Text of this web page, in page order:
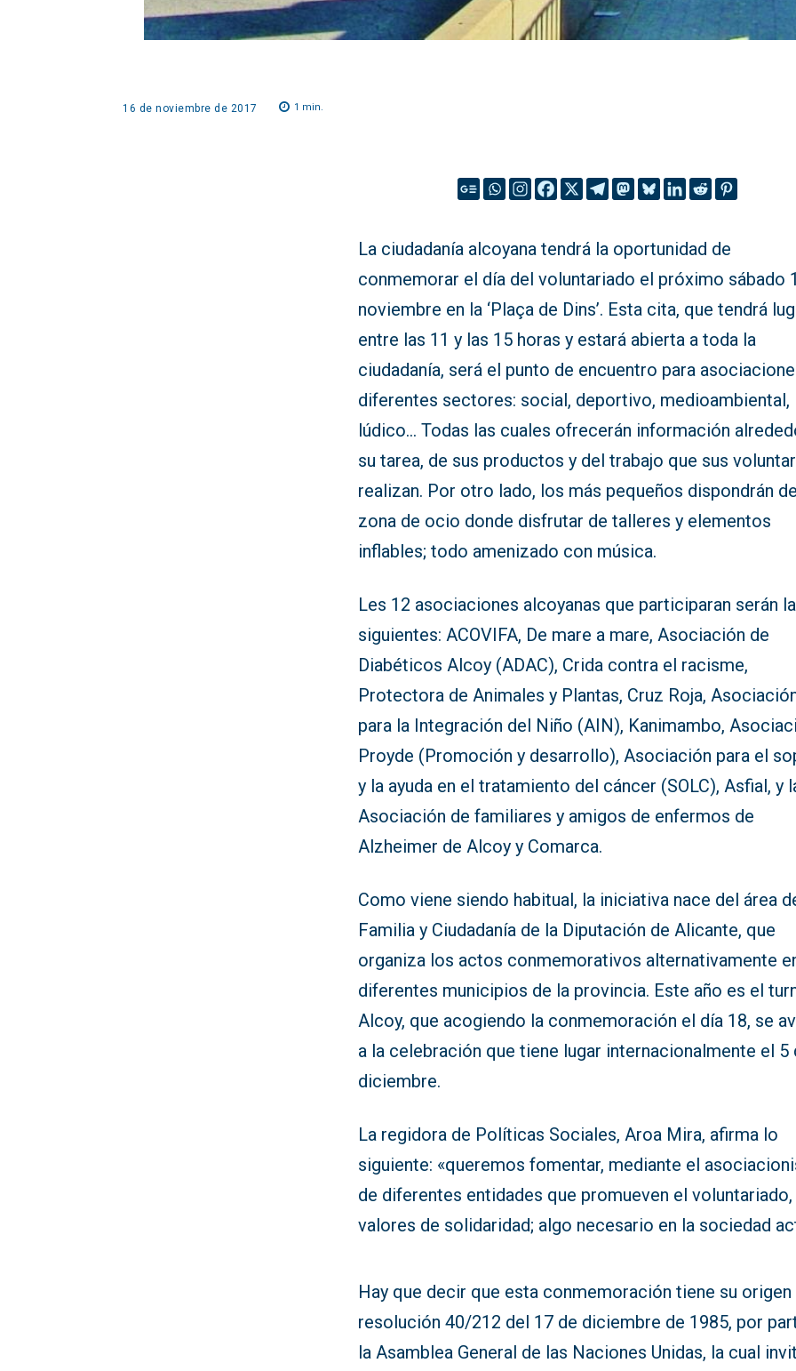
16 de noviembre de 2017 1 min.
La ciudadanía alcoyana tendrá la oportunidad de
conmemorar el día del voluntariado el próximo sábado
noviembre en la ‘Plaça de Dins’. Esta cita, que tendrá
entre las 11 y las 15 horas y estará abierta a toda la
ciudadanía, será el punto de encuentro para
diferentes sectores: social, deportivo, medioambiental,
lúdico… Todas las cuales ofrecerán información
su tarea, de sus productos y del trabajo que sus
realizan. Por otro lado, los más pequeños dispondrán
zona de ocio donde disfrutar de talleres y elementos
inflables; todo amenizado con música.
Les 12 asociaciones alcoyanas que participaran serán
siguientes: ACOVIFA, De mare a mare, Asociación de
Diabéticos Alcoy (ADAC), Crida contra el racisme,
Protectora de Animales y Plantas, Cruz Roja,
para la Integración del Niño (AIN), Kanimambo,
Proyde (Promoción y desarrollo), Asociación para el
y la ayuda en el tratamiento del cáncer (SOLC), Asfial, y
Asociación de familiares y amigos de enfermos de
Alzheimer de Alcoy y Comarca.
Como viene siendo habitual, la iniciativa nace del área
Familia y Ciudadanía de la Diputación de Alicante, que
organiza los actos conmemorativos alternativamente
diferentes municipios de la provincia. Este año es el
Alcoy, que acogiendo la conmemoración el día 18, se
a la celebración que tiene lugar internacionalmente el 5
diciembre.
La regidora de Políticas Sociales, Aroa Mira, afirma lo
siguiente: «queremos fomentar, mediante el
de diferentes entidades que promueven el
valores de solidaridad; algo necesario en la sociedad
Hay que decir que esta conmemoración tiene su origen
resolución 40/212 del 17 de diciembre de 1985, por
la Asamblea General de las Naciones Unidas, la cual